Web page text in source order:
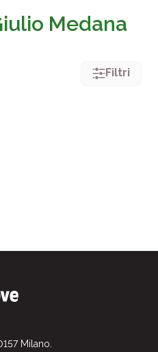
Medana
Filtri
Milano.